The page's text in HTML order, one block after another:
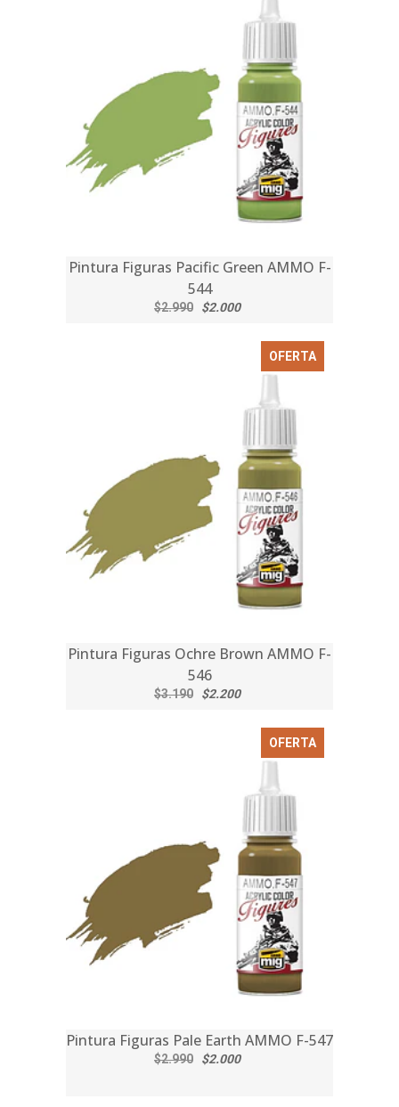
Pintura Figuras Pacific Green AMMO F-
544
$2.990 $2.000
OFERTA
Pintura Figuras Ochre Brown AMMO F-
546
$3.190 $2.200
OFERTA
Pintura Figuras Pale Earth AMMO F-547
$2.990 $2.000